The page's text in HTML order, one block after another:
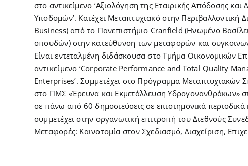
στο αντικείμενο ‘Αξιολόγηση της Εταιρικής Απόδοσης
Υποδομών’. Κατέχει Μεταπτυχιακό στην Περιβαλλοντική
Business) από το Πανεπιστήμιο Cranfield (Ηνωμένο
σπουδών) στην κατεύθυνση των μεταφορών και
Είναι εντεταλμένη διδάσκουσα στο Τμήμα Οικονομικών
αντικείμενο ‘Corporate Performance and Total Quality
Enterprises’. Συμμετέχει στο Πρόγραμμα
στο ΠΜΣ «Έρευνα και Εκμετάλλευση Υδρογονανθράκων»
σε πάνω από 60 δημοσιεύσεις σε επιστημονικά
συμμετέχει στην οργανωτική επιτροπή του Διεθνούς
Μεταφορές: Καινοτομία στον Σχεδιασμό, Διαχείριση,